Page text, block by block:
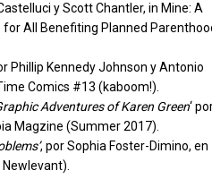
y Scott Chantler, in Mine: A
All Benefiting Planned
Phillip Kennedy Johnson y Antonio
Comics #13 (kaboom!).
Adventures of Karen Green‘
Magzine (Summer 2017).
, por Sophia Foster-Dimino, en